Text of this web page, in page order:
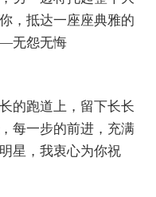
，抵达一座座典雅的
无怨无悔
的跑道上，留下长长
每一步的前进，充满
星，我衷心为你祝